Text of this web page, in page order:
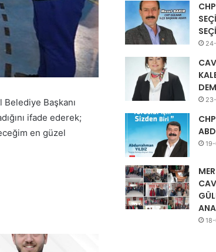
Başkanı
ifade ederek;
en güzel